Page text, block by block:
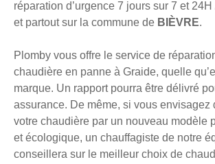
réparation d’urgence 7 jours sur 7 et 24H
et partout sur la commune de BIÈVRE.
Plomby vous offre le service de
chaudière en panne à Graide, quelle
marque. Un rapport pourra être délivré
assurance. De même, si vous envisagez
votre chaudière par un nouveau modèle
et écologique, un chauffagiste de notre
conseillera sur le meilleur choix de